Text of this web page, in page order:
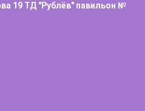
19 ТД "Рублёв" павильон №